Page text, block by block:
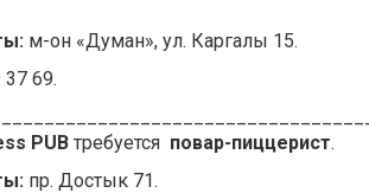
м-он «Думан», ул. Каргалы 15.
37 69.
PUB требуется повар-пиццерист.
пр. Достык 71.